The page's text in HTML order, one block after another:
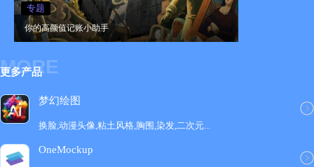
你的高颜值记账小助手
专题
MORE
更多产品
梦幻绘图
换脸,动漫头像,粘土风格,胸围,染发,二次元...
OneMockup